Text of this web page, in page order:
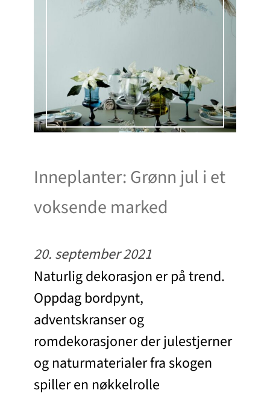
Inneplanter: Grønn jul i et
voksende marked
20. september 2021
Naturlig dekorasjon er på trend.
Oppdag bordpynt,
adventskranser og
romdekorasjoner der julestjerner
og naturmaterialer fra skogen
spiller en nøkkelrolle